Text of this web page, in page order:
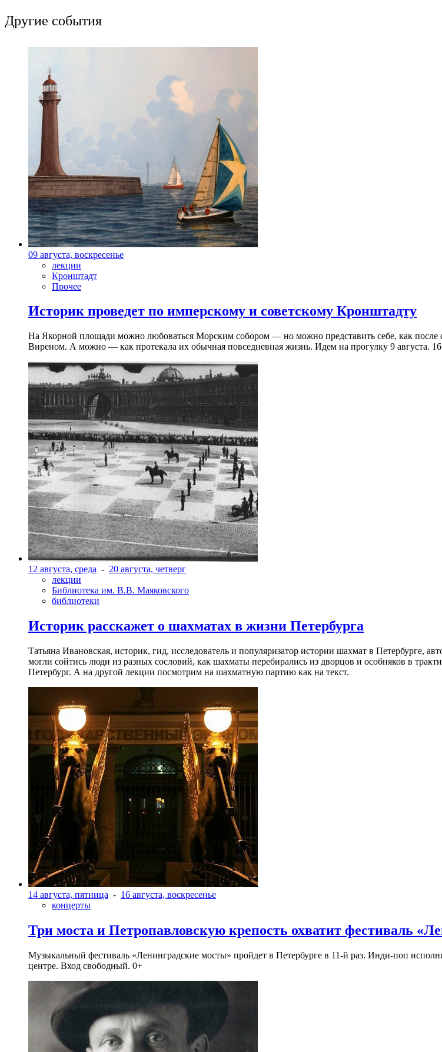
Другие события
09 августа, воскресенье
лекции
Кронштадт
Прочее
Историк проведет по имперскому и советскому Кронштадту
На Якорной площади можно любоваться Морским собором — но можно представить себе, как после
Виреном. А можно — как протекала их обычная повседневная жизнь. Идем на прогулку 9 августа.
12 августа, среда - 20 августа, четверг
лекции
Библиотека им. В.В. Маяковского
библиотеки
Историк расскажет о шахматах в жизни Петербурга
Татьяна Ивановская, историк, гид, исследователь и популяризатор истории шахмат в Петербурге,
могли сойтись люди из разных сословий, как шахматы перебирались из дворцов и особняков в
Петербург. А на другой лекции посмотрим на шахматную партию как на текст.
14 августа, пятница - 16 августа, воскресенье
концерты
Три моста и Петропавловскую крепость охватит фестиваль
Музыкальный фестиваль «Ленинградские мосты» пройдет в Петербурге в 11-й раз. Инди-поп
центре. Вход свободный. 0+